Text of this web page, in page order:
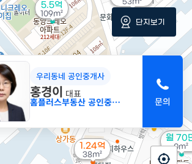
5.5억
109m²
1.31억
1.24억
38m²
월 70
0m²
우리동네 공인중개사
홍경이 대표
홈플러스부동산 공인중개사사무소
단지보기